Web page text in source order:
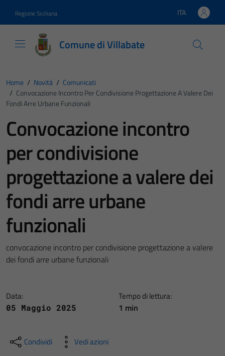
Regione Siciliana Lingua attiva:
ITA
Comune di Villabate
Home / Novità / Comunicati
/ Convocazione Incontro Per Condivisione Progettazione A Valere Dei
Fondi Arre Urbane Funzionali
Convocazione incontro
per condivisione
progettazione a valere dei
fondi arre urbane
funzionali
convocazione incontro per condivisione progettazione a valere
dei fondi arre urbane funzionali
Data:
05 Maggio 2025
Tempo di lettura:
1 min
Condividi Vedi azioni